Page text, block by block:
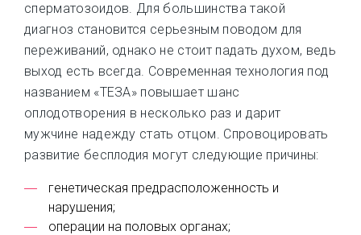
сперматозоидов. Для большинства такой
диагноз становится серьезным поводом для
переживаний, однако не стоит падать духом, ведь
выход есть всегда. Современная технология под
названием «ТЕЗА» повышает шанс
оплодотворения в несколько раз и дарит
мужчине надежду стать отцом. Спровоцировать
развитие бесплодия могут следующие причины:
генетическая предрасположенность и
нарушения;
операции на половых органах;